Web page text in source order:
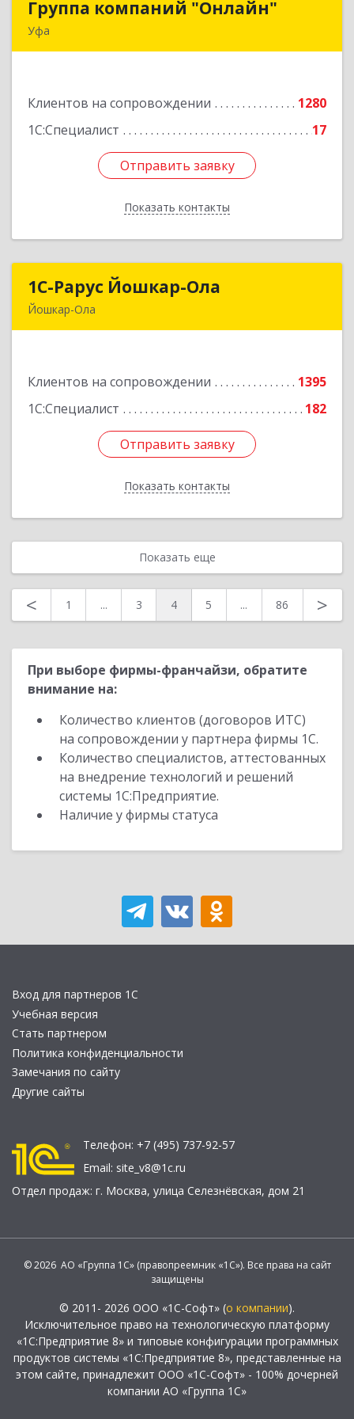
Группа компаний "Онлайн"
Уфа
Клиентов на сопровождении
1280
1С:Специалист
17
Отправить заявку
Показать контакты
Группа компаний "Онлайн"
Подробнее
Отправить заявку
Назад
1С-Рарус Йошкар-Ола
Йошкар-Ола
Клиентов на сопровождении
1395
1С:Специалист
182
Отправить заявку
Показать контакты
1С-Рарус Йошкар-Ола
Подробнее
Отправить заявку
Назад
Показать еще
< 1 ... 3 4 5 ... 86 >
При выборе фирмы-франчайзи, обратите
внимание на:
Количество клиентов (договоров ИТС)
на сопровождении у партнера фирмы 1С.
Количество специалистов, аттестованных
на внедрение технологий и решений
системы 1С:Предприятие.
Наличие у фирмы статуса
Вход для партнеров 1С
Учебная версия
Стать партнером
Политика конфиденциальности
Замечания по сайту
Другие сайты
Телефон: +7 (495) 737-92-57
Email: site_v8@1c.ru
Отдел продаж: г. Москва, улица Селезнёвская, дом 21
© 2026 АО «Группа 1С» (правопреемник «1С»). Все права на сайт
защищены
© 2011- 2026 ООО «1С-Софт» (о компании).
Исключительное право на технологическую платформу
«1С:Предприятие 8» и типовые конфигурации программных
продуктов системы «1С:Предприятие 8», представленные на
этом сайте, принадлежит ООО «1С-Софт» - 100% дочерней
компании АО «Группа 1С»